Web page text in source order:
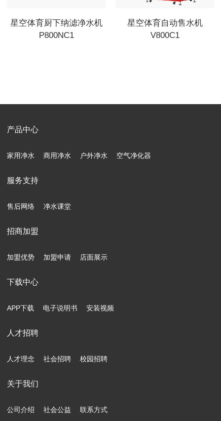
星空体育厨下纳滤净水机
P800NC1
星空体育自动售水机
V800C1
产品中心
家用净水 商用净水 户外净水 空气净化器
服务支持
售后网络 净水课堂
招商加盟
加盟优势 加盟申请 店面展示
下载中心
APP下载 电子说明书 安装视频
人才招聘
人才理念 社会招聘 校园招聘
关于我们
公司介绍 社会公益 联系方式